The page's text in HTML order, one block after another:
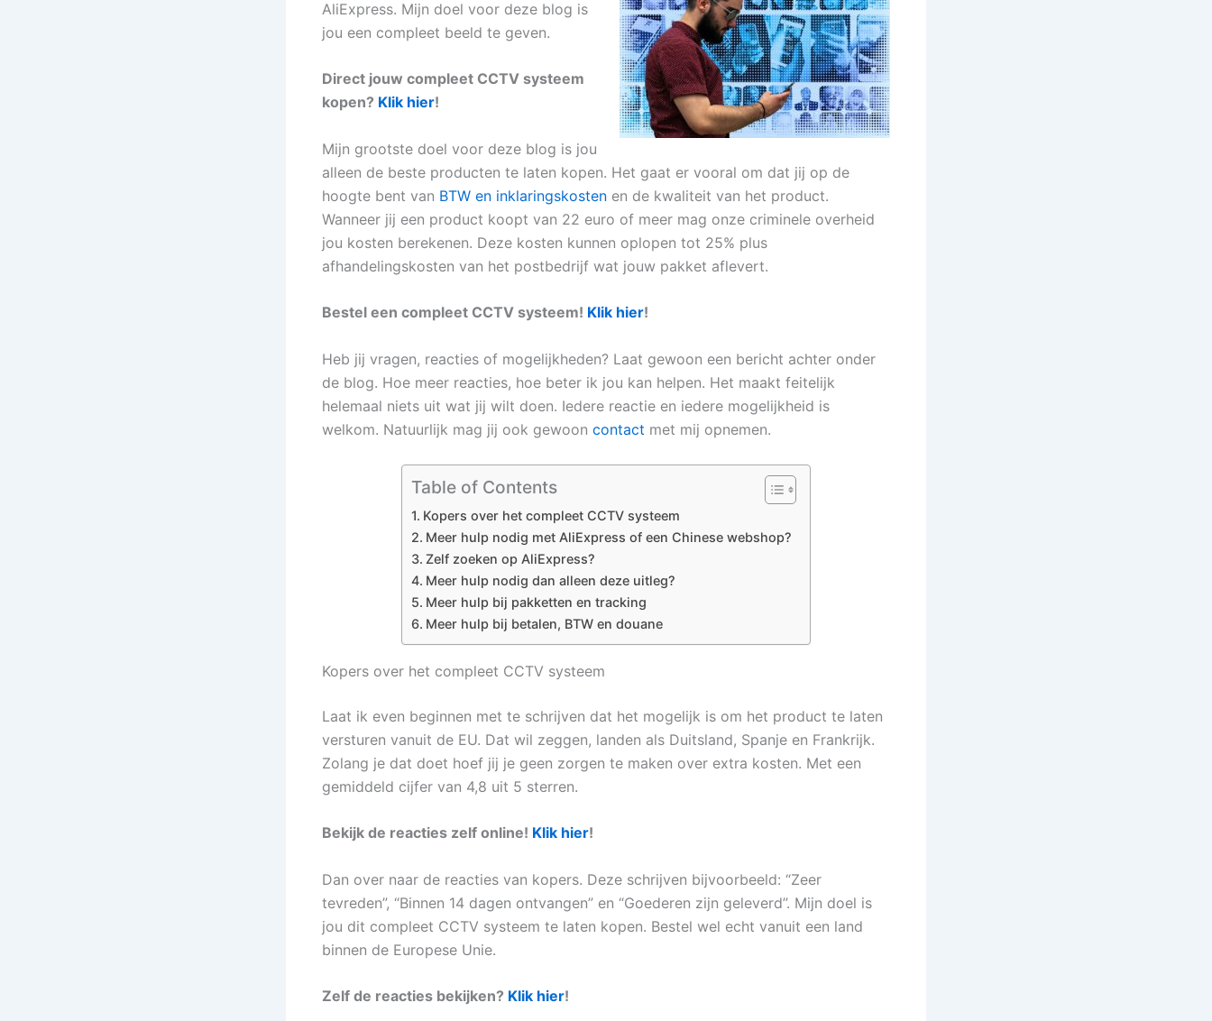
AliExpress. Mijn doel voor deze blog is
jou een compleet beeld te geven.
Direct jouw compleet CCTV systeem
kopen? Klik hier!
Mijn grootste doel voor deze blog is jou
alleen de beste producten te laten kopen. Het gaat er vooral om dat jij op de
hoogte bent van BTW en inklaringskosten en de kwaliteit van het product.
Wanneer jij een product koopt van 22 euro of meer mag onze criminele overheid
jou kosten berekenen. Deze kosten kunnen oplopen tot 25% plus
afhandelingskosten van het postbedrijf wat jouw pakket aflevert.
Bestel een compleet CCTV systeem! Klik hier!
Heb jij vragen, reacties of mogelijkheden? Laat gewoon een bericht achter onder
de blog. Hoe meer reacties, hoe beter ik jou kan helpen. Het maakt feitelijk
helemaal niets uit wat jij wilt doen. Iedere reactie en iedere mogelijkheid is
welkom. Natuurlijk mag jij ook gewoon contact met mij opnemen.
Table of Contents
Kopers over het compleet CCTV systeem
Meer hulp nodig met AliExpress of een Chinese webshop?
Zelf zoeken op AliExpress?
Meer hulp nodig dan alleen deze uitleg?
Meer hulp bij pakketten en tracking
Meer hulp bij betalen, BTW en douane
Kopers over het compleet CCTV systeem
Laat ik even beginnen met te schrijven dat het mogelijk is om het product te laten
versturen vanuit de EU. Dat wil zeggen, landen als Duitsland, Spanje en Frankrijk.
Zolang je dat doet hoef jij je geen zorgen te maken over extra kosten. Met een
gemiddeld cijfer van 4,8 uit 5 sterren.
Bekijk de reacties zelf online! Klik hier!
Dan over naar de reacties van kopers. Deze schrijven bijvoorbeeld: “Zeer
tevreden”, “Binnen 14 dagen ontvangen” en “Goederen zijn geleverd”. Mijn doel is
jou dit compleet CCTV systeem te laten kopen. Bestel wel echt vanuit een land
binnen de Europese Unie.
Zelf de reacties bekijken? Klik hier!